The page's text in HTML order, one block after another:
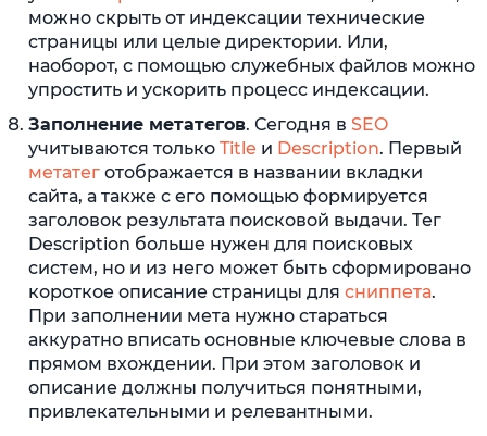
можно скрыть от индексации технические
страницы или целые директории. Или,
наоборот, с помощью служебных файлов можно
упростить и ускорить процесс индексации.
Заполнение метатегов. Сегодня в SEO
учитываются только Title и Description. Первый
метатег отображается в названии вкладки
сайта, а также с его помощью формируется
заголовок результата поисковой выдачи. Тег
Description больше нужен для поисковых
систем, но и из него может быть сформировано
короткое описание страницы для сниппета.
При заполнении мета нужно стараться
аккуратно вписать основные ключевые слова в
прямом вхождении. При этом заголовок и
описание должны получиться понятными,
привлекательными и релевантными.